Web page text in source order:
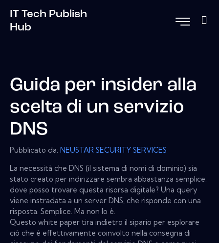
IT Tech Publish
Hub
Guida per insider alla
scelta di un servizio
DNS
Pubblicato da: NEUSTAR SECURITY SERVICES
La necessità che DNS (il sistema di nomi di dominio) sia
stato creato per indirizzare sembra abbastanza semplice:
dove posso trovare questa risorsa digitale? Una query
viene instradata a un server DNS, che risponde con una
risposta. Semplice. Ma non lo è.
Questo white paper tira indietro il sipario per esplorare
ciò che è effettivamente coinvolto nella consegna di